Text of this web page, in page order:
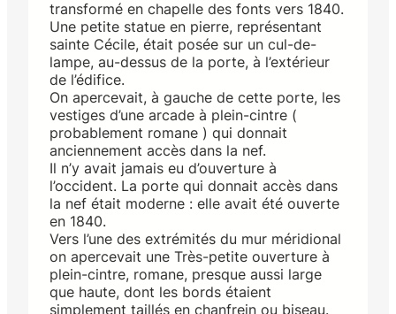
transformé en chapelle des fonts vers 1840.
Une petite statue en pierre, représentant
sainte Cécile, était posée sur un cul-de-
lampe, au-dessus de la porte, à l’extérieur
de l’édifice.
On apercevait, à gauche de cette porte, les
vestiges d’une arcade à plein-cintre (
probablement romane ) qui donnait
anciennement accès dans la nef.
Il n’y avait jamais eu d’ouverture à
l’occident. La porte qui donnait accès dans
la nef était moderne : elle avait été ouverte
en 1840.
Vers l’une des extrémités du mur méridional
on apercevait une Très-petite ouverture à
plein-cintre, romane, presque aussi large
que haute, dont les bords étaient
simplement taillés en chanfrein ou biseau.